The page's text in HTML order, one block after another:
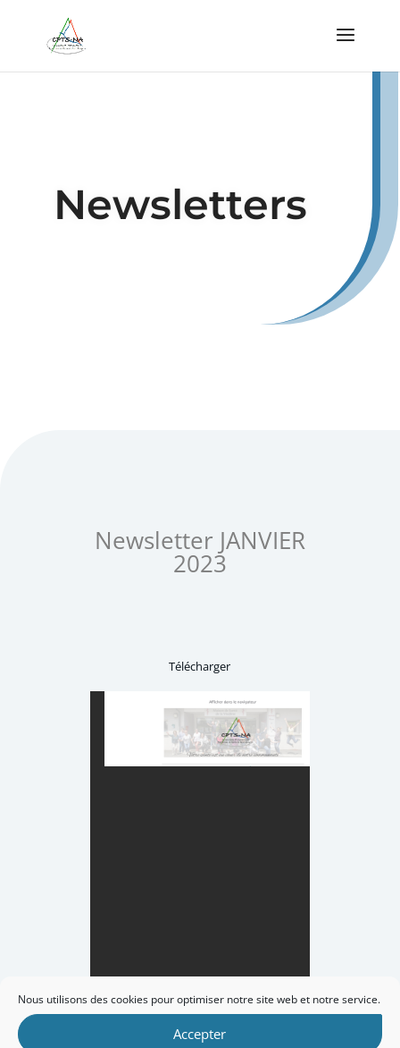
Nous utilisons des cookies pour optimiser notre site web et notre service.
Accepter
Newsletters
Newsletter JANVIER
2023
Télécharger